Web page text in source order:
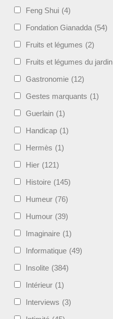
Feng Shui (4)
Fondation Gianadda (54)
Fruits et légumes (2)
Fruits et légumes du jardin
Gastronomie (12)
Gestes marquants (1)
Guerlain (1)
Handicap (1)
Hermès (1)
Hier (121)
Histoire (145)
Humeur (76)
Humour (39)
Imaginaire (1)
Informatique (49)
Insolite (384)
Intérieur (1)
Interviews (3)